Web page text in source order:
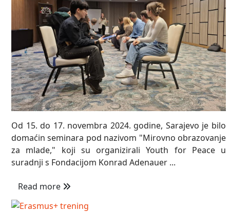
Od 15. do 17. novembra 2024. godine, Sarajevo je bilo
domaćin seminara pod nazivom "Mirovno obrazovanje
za mlade," koji su organizirali Youth for Peace u
suradnji s Fondacijom Konrad Adenauer ...
Read more